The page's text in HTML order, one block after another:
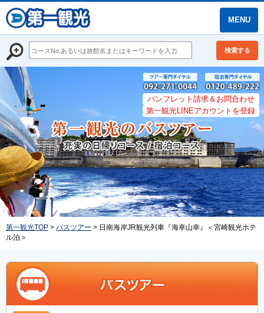
MENU
検索する
パンフレット請求＆お問合わせ
第一観光LINEアカウントを登録
第一観光TOP > バスツアー > 日南海岸JR観光列車『海幸山幸』＜宮崎観光ホテ
ル泊＞